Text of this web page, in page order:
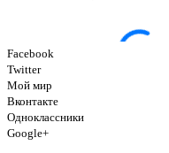
Facebook
Twitter
Мой мир
Вконтакте
Одноклассники
Google+